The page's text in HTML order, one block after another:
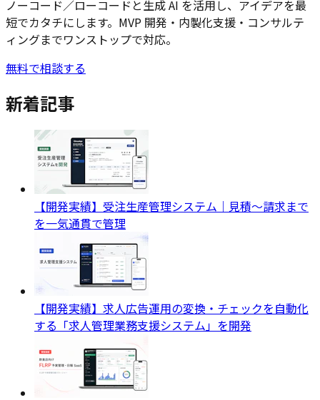
ノーコード／ローコードと生成 AI を活用し、アイデアを最
短でカタチにします。MVP 開発・内製化支援・コンサルテ
ィングまでワンストップで対応。
無料で相談する
新着記事
【開発実績】受注生産管理システム｜見積〜請求まで
を一気通貫で管理
【開発実績】求人広告運用の変換・チェックを自動化
する「求人管理業務支援システム」を開発